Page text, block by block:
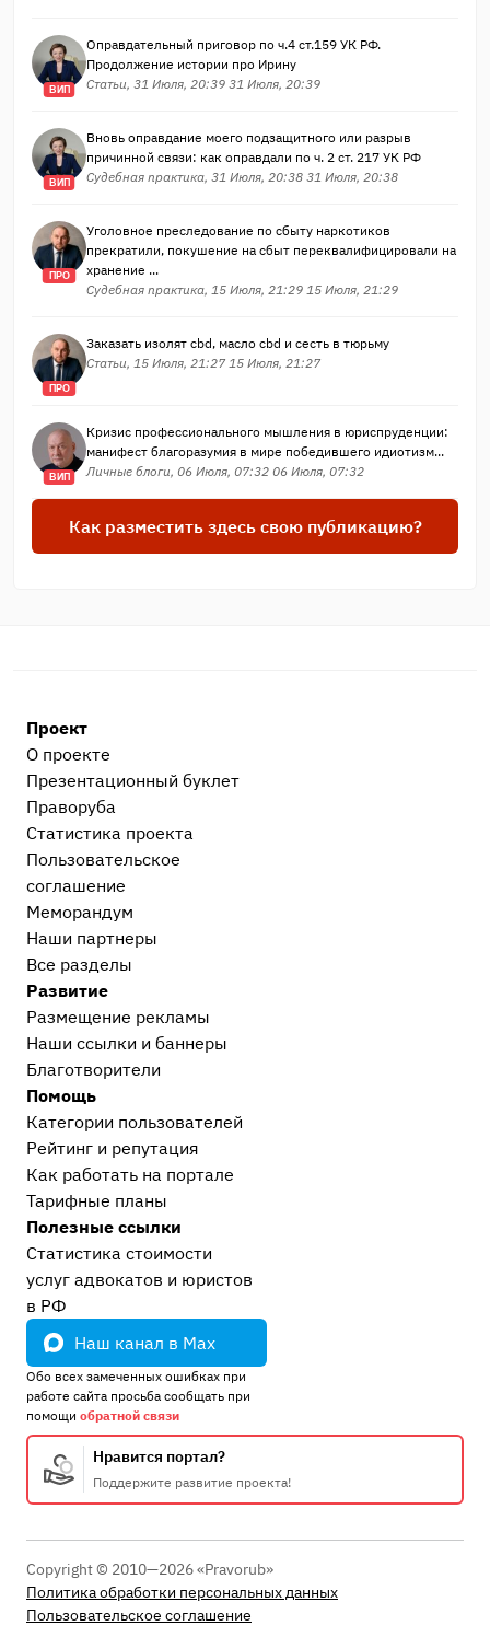
ВИП
Оправдательный приговор по ч.4 ст.159 УК РФ.
Продолжение истории про Ирину
Статьи, 31 Июля, 20:39 31 Июля, 20:39
ВИП
Вновь оправдание моего подзащитного или разрыв
причинной связи: как оправдали по ч. 2 ст. 217 УК РФ
Судебная практика, 31 Июля, 20:38 31 Июля, 20:38
ПРО
Уголовное преследование по сбыту наркотиков
прекратили, покушение на сбыт переквалифицировали на
хранение ...
Судебная практика, 15 Июля, 21:29 15 Июля, 21:29
ПРО
Заказать изолят cbd, масло cbd и сесть в тюрьму
Статьи, 15 Июля, 21:27 15 Июля, 21:27
ВИП
Кризис профессионального мышления в юриспруденции:
манифест благоразумия в мире победившего идиотизм...
Личные блоги, 06 Июля, 07:32 06 Июля, 07:32
Как разместить здесь свою публикацию?
Проект
О проекте
Презентационный букл​ет
Праворуба
Статистика проекта
Пользовательское
соглашение
Меморандум
Наши партнеры
Все разделы
Развитие
Размещение рекламы
Наши ссылки и баннеры
Благотворители
Помощь
Категории пользователей
Рейтинг и репутация
Как работать на портале
Тарифные планы
Полезные ссылки
Статистика стоимости
услуг адвокатов и юристов
в РФ
Наш канал в Max
Обо всех замеченных ошибках при
работе сайта просьба сообщать при
помощи обратной связи
Нравится портал?
Поддержите развитие проекта!
Copyright © 2010—2026 «Pravorub»
Политика обработки персональных данных
Пользовательское соглашение